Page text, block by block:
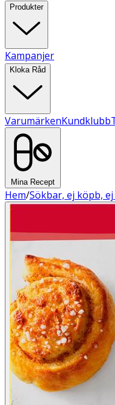
Produkter
Kampanjer
Kloka Råd
VarumärkenKundklubb
Mina Recept
Hem/Sökbar, ej köpb,